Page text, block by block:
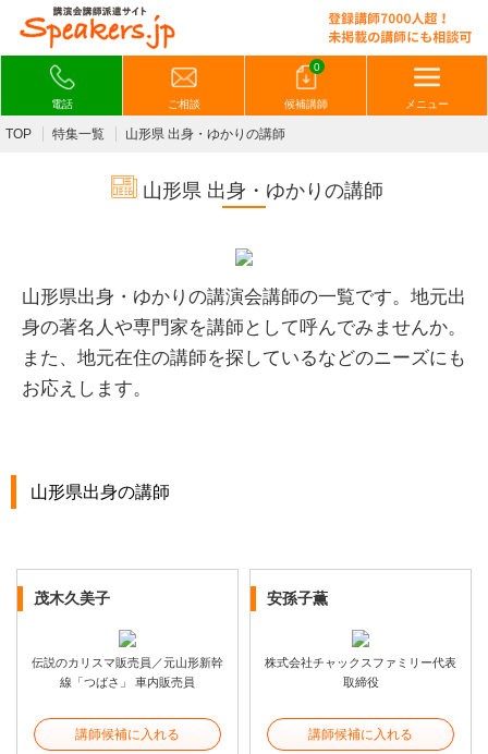
電話 ご相談
0
候補講師 メニュー
TOP 特集一覧 山形県 出身・ゆかりの講師
山形県 出身・ゆかりの講師
山形県出身・ゆかりの講演会講師の一覧です。 地元出
身の著名人や専門家を講師として呼んでみませんか。
また、 地元在住の講師を探しているなどのニーズにも
お応えします。
山形県出身の講師
茂木久美子
伝説のカリスマ販売員／元山形新幹
線「つばさ」 車内販売員
講師候補に入れる
安孫子薫
株式会社チャックスファミリー代表
取締役
講師候補に入れる